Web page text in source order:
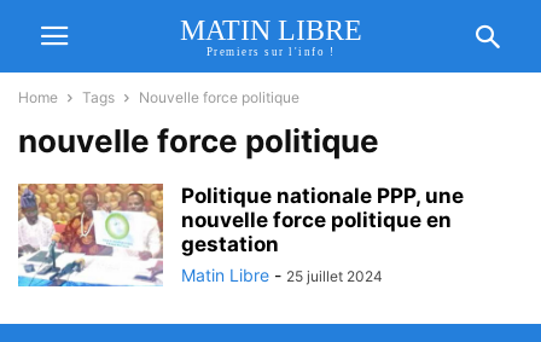
MATIN LIBRE
Premiers sur l'info !
Home Tags Nouvelle force politique
nouvelle force politique
Politique nationale PPP, une
nouvelle force politique en
gestation
Matin Libre - 25 juillet 2024